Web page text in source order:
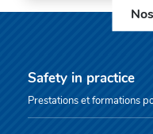
Safety in practice
Prestations et formations